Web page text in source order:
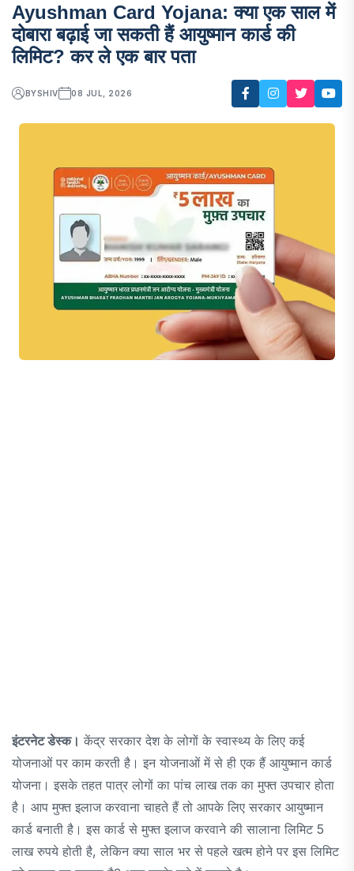
Ayushman Card Yojana: क्या एक साल में
दोबारा बढ़ाई जा सकती हैं आयुष्मान कार्ड की
लिमिट? कर ले एक बार पता
BYSHIV 08 JUL, 2026
इंटरनेट डेस्क। केंद्र सरकार देश के लोगों के स्वास्थ्य के लिए कई
योजनाओं पर काम करती है। इन योजनाओं में से ही एक हैं आयुष्मान कार्ड
योजना। इसके तहत पात्र लोगों का पांच लाख तक का मुफ्त उपचार होता
है। आप मुफ्त इलाज करवाना चाहते हैं तो आपके लिए सरकार आयुष्मान
कार्ड बनाती है। इस कार्ड से मुफ्त इलाज करवाने की सालाना लिमिट 5
लाख रुपये होती है, लेकिन क्या साल भर से पहले खत्म होने पर इस लिमिट